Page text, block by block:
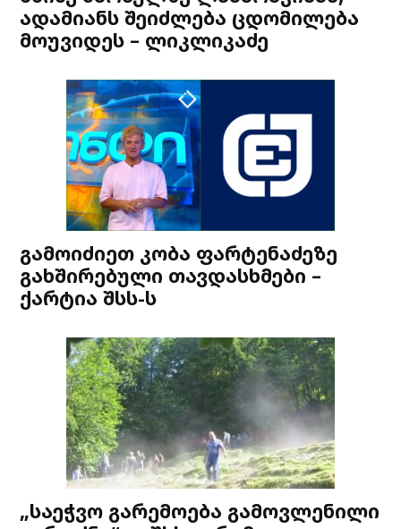
ადამიანს შეიძლება ცდომილება
მოუვიდეს – ლიკლიკაძე
გამოიძიეთ კობა ფარტენაძეზე
გახშირებული თავდასხმები –
ქარტია შსს-ს
„საეჭვო გარემოება გამოვლენილი